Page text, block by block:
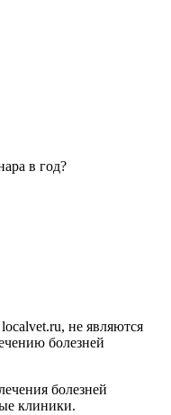
в год?
не являются
болезней
болезней
клиники.